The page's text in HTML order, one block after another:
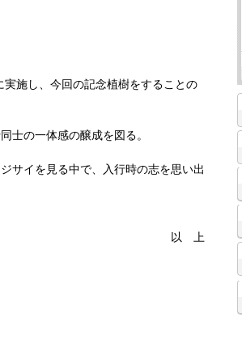
施し、今回の記念植樹をすることの
士の一体感の醸成を図る。
を見る中で、入行時の志を思い出
以 上